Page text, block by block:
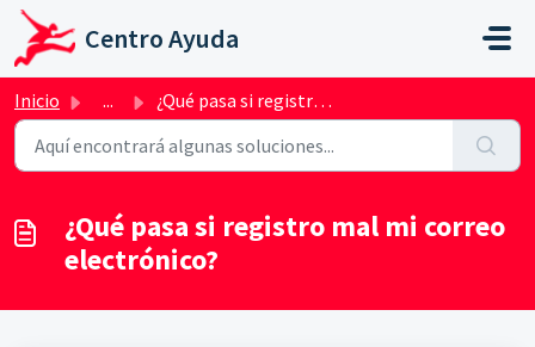
Saltar al contenido principal
Centro Ayuda
Inicio ... ¿Qué pasa si registro mal mi correo electrónico?
¿Qué pasa si registro mal mi correo
electrónico?